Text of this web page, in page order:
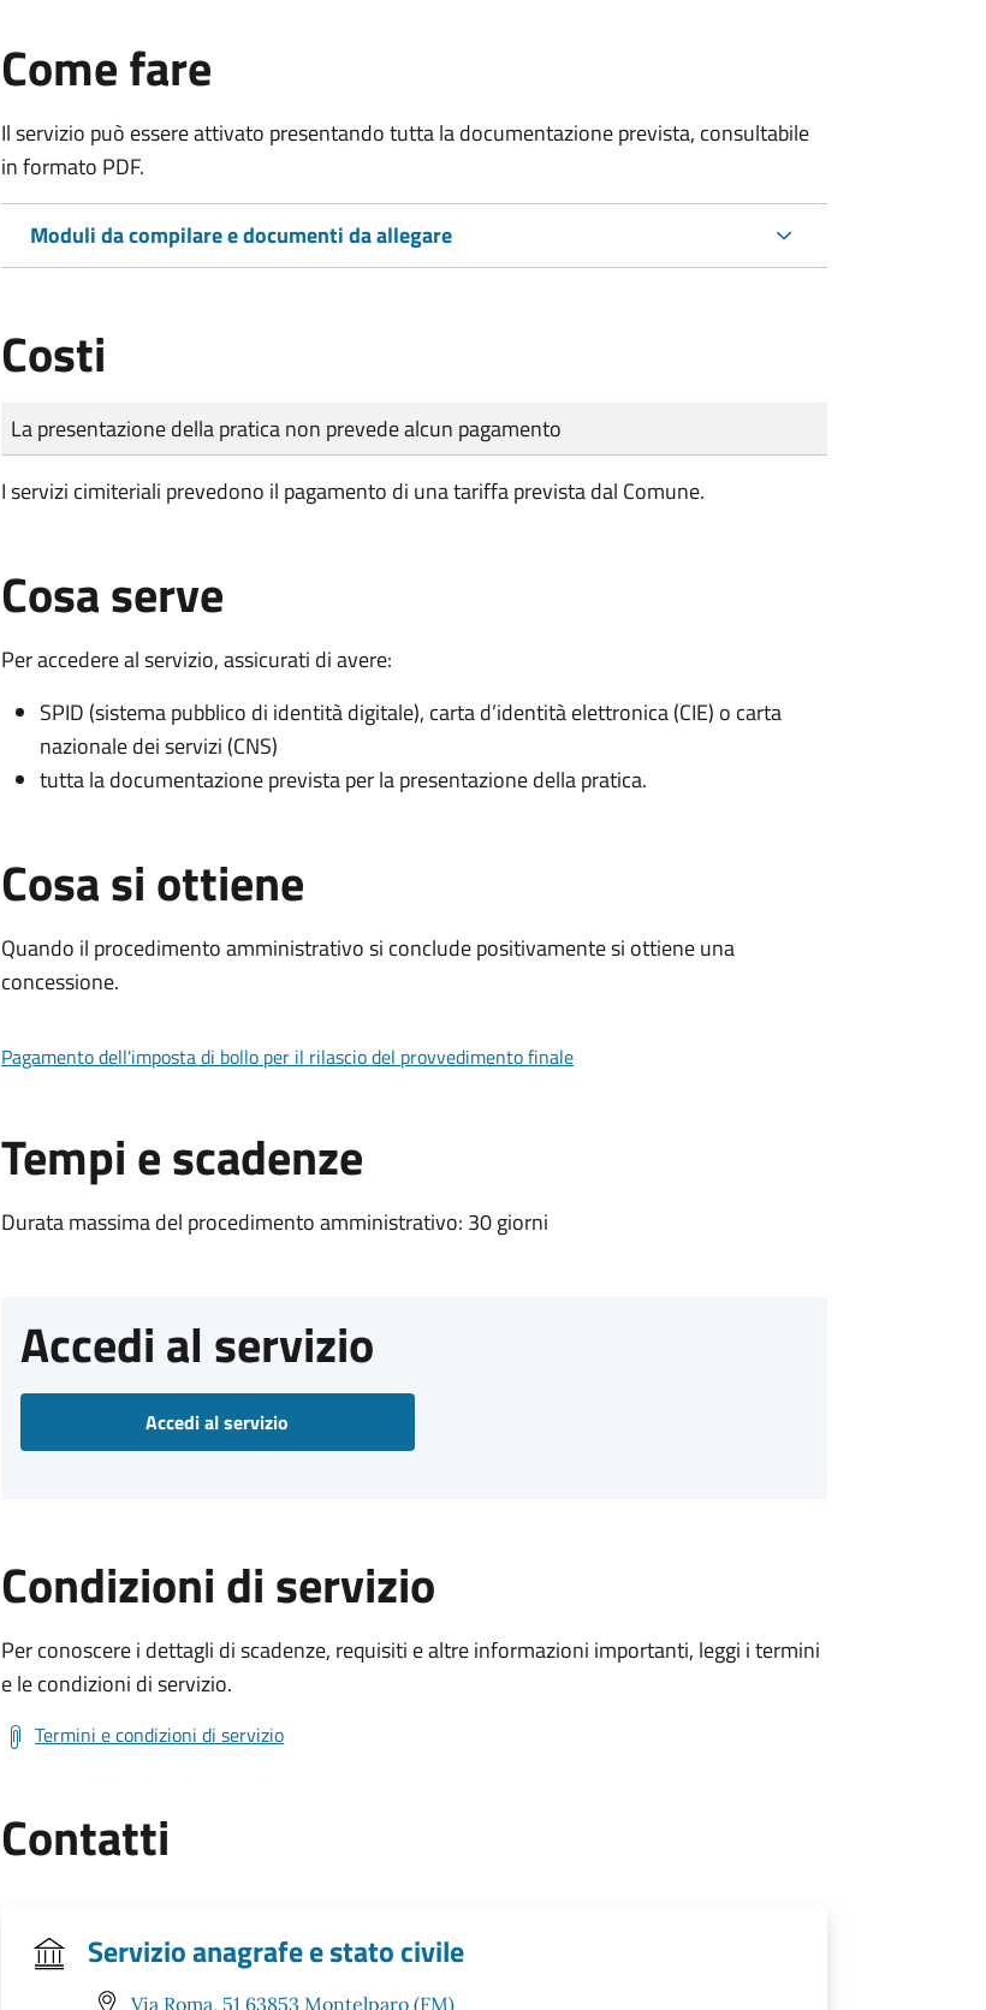
Come fare
Il servizio può essere attivato presentando tutta la documentazione prevista, consultabile
in formato PDF.
Moduli da compilare e documenti da allegare
Costi
Tipo di pagamento
Importo
La presentazione della pratica non prevede alcun pagamento
I servizi cimiteriali prevedono il pagamento di una tariffa prevista dal Comune.
Cosa serve
Per accedere al servizio, assicurati di avere:
SPID (sistema pubblico di identità digitale), carta d’identità elettronica (CIE) o carta
nazionale dei servizi (CNS)
tutta la documentazione prevista per la presentazione della pratica.
Cosa si ottiene
Quando il procedimento amministrativo si conclude positivamente si ottiene una
concessione.
Pagamento dell'imposta di bollo per il rilascio del provvedimento finale
Tempi e scadenze
Durata massima del procedimento amministrativo: 30 giorni
Accedi al servizio
Accedi al servizio
Condizioni di servizio
Per conoscere i dettagli di scadenze, requisiti e altre informazioni importanti, leggi i termini
e le condizioni di servizio.
Termini e condizioni di servizio
Contatti
Servizio anagrafe e stato civile
Via Roma, 51 63853 Montelparo (FM)